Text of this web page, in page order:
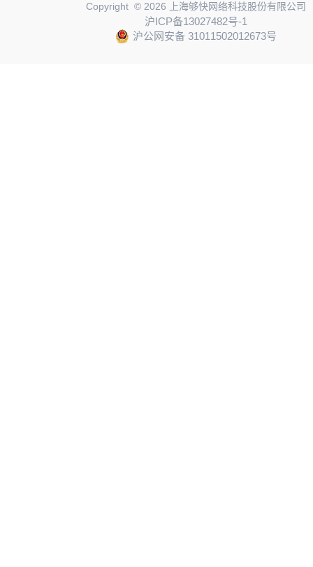
Copyright © 2026 上海够快网络科技股份有限公司
沪ICP备13027482号-1
沪公网安备 31011502012673号